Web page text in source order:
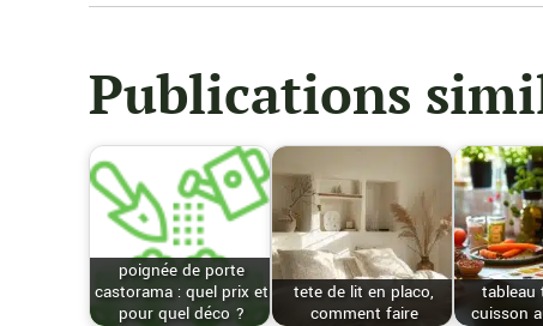
Publications
poignée de porte
castorama : quel prix et
pour quel déco ?
tete de lit en placo,
comment faire
tableau
cuisson